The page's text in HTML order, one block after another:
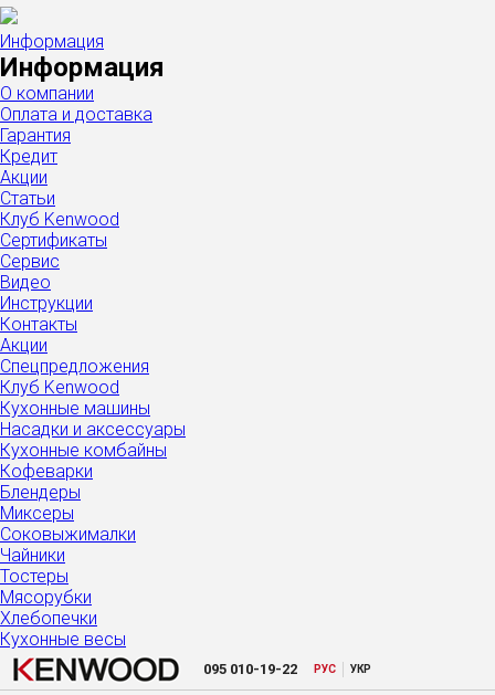
Информация
Информация
О компании
Оплата и доставка
Гарантия
Кредит
Акции
Статьи
Клуб Kenwood
Сертификаты
Сервис
Видео
Инструкции
Контакты
Акции
Спецпредложения
Клуб Kenwood
Кухонные машины
Насадки и аксессуары
Кухонные комбайны
Кофеварки
Блендеры
Миксеры
Соковыжималки
Чайники
Тостеры
Мясорубки
Хлебопечки
Кухонные весы
095 010-19-22 РУC | УКР